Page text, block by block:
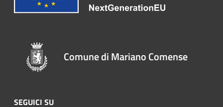
Comune di Mariano Comense
SEGUICI SU